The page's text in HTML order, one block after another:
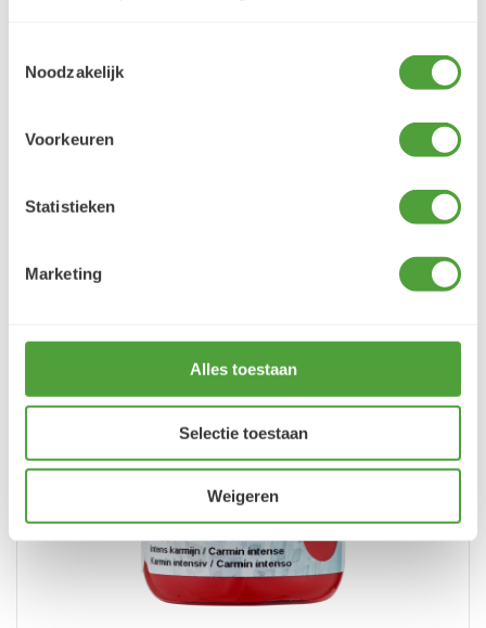
Noodzakelijk
Voorkeuren
Statistieken
Marketing
Alles toestaan
Selectie toestaan
Weigeren